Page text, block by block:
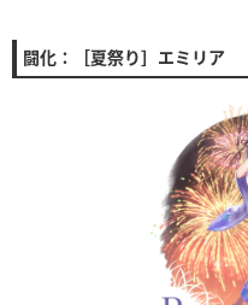
闘化：［夏祭り］エミリア